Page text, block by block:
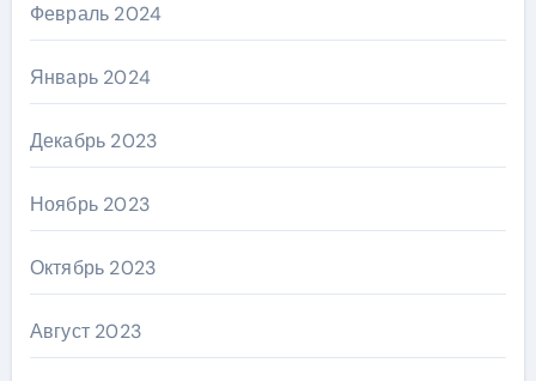
Февраль 2024
Январь 2024
Декабрь 2023
Ноябрь 2023
Октябрь 2023
Август 2023